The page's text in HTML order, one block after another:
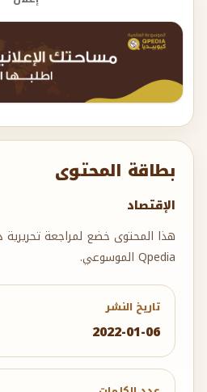
بطاقة المحتوى
الإقتصاد
هذا المحتوى خضع لمراجعة
Qpedia الموسوعي.
تاريخ النشر
2022-01-06